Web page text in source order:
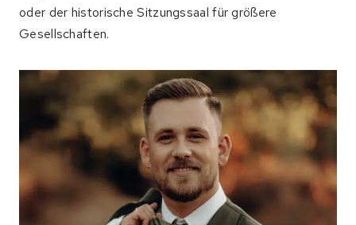
oder der historische Sitzungssaal für größere
Gesellschaften.